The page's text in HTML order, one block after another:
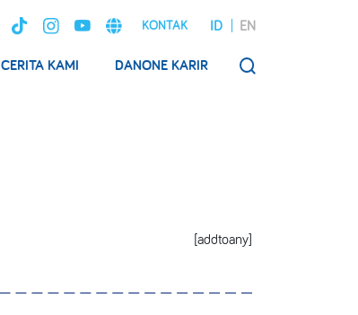
KONTAK ID EN
CERITA KAMI DANONE KARIR
[addtoany]